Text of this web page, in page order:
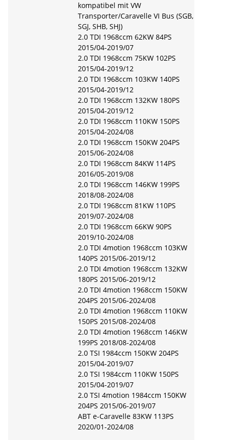
kompatibel mit VW
Transporter/Caravelle VI Bus (SGB,
SGJ, SHB, SHJ)
2.0 TDI 1968ccm 62KW 84PS
2015/04-2019/07
2.0 TDI 1968ccm 75KW 102PS
2015/04-2019/12
2.0 TDI 1968ccm 103KW 140PS
2015/04-2019/12
2.0 TDI 1968ccm 132KW 180PS
2015/04-2019/12
2.0 TDI 1968ccm 110KW 150PS
2015/04-2024/08
2.0 TDI 1968ccm 150KW 204PS
2015/06-2024/08
2.0 TDI 1968ccm 84KW 114PS
2016/05-2019/08
2.0 TDI 1968ccm 146KW 199PS
2018/08-2024/08
2.0 TDI 1968ccm 81KW 110PS
2019/07-2024/08
2.0 TDI 1968ccm 66KW 90PS
2019/10-2024/08
2.0 TDI 4motion 1968ccm 103KW
140PS 2015/06-2019/12
2.0 TDI 4motion 1968ccm 132KW
180PS 2015/06-2019/12
2.0 TDI 4motion 1968ccm 150KW
204PS 2015/06-2024/08
2.0 TDI 4motion 1968ccm 110KW
150PS 2015/08-2024/08
2.0 TDI 4motion 1968ccm 146KW
199PS 2018/08-2024/08
2.0 TSI 1984ccm 150KW 204PS
2015/04-2019/07
2.0 TSI 1984ccm 110KW 150PS
2015/04-2019/07
2.0 TSI 4motion 1984ccm 150KW
204PS 2015/06-2019/07
ABT e-Caravelle 83KW 113PS
2020/01-2024/08